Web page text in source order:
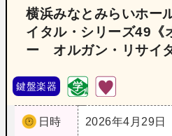
横浜みなとみらいホ
イタル・シリーズ49《
ー オルガン・リサイタ
鍵盤楽器
日時
2026年4月29日